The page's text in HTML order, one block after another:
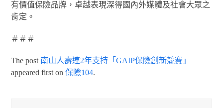
有價值保險品牌，卓越表現深得國內外媒體及社會大眾之
肯定。
＃＃＃
The post 南山人壽連2年支持「GAIP保險創新競賽」
appeared first on保險104.